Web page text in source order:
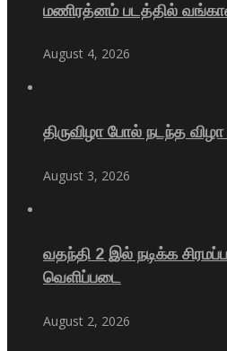
மணிரத்னம் படத்தில்
August 4, 2026
திருவிழா போல் நடந்த விழா
August 3, 2026
வதந்தி 2 இல் நடிக்க
வெளிப்படை
August 2, 2026